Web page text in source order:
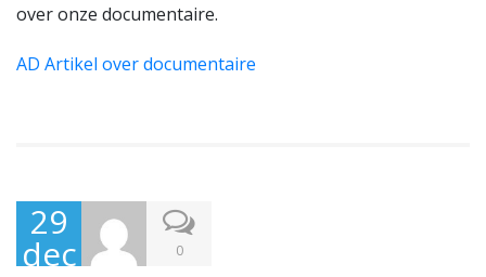
over onze documentaire.
AD Artikel over documentaire
29
dec 0